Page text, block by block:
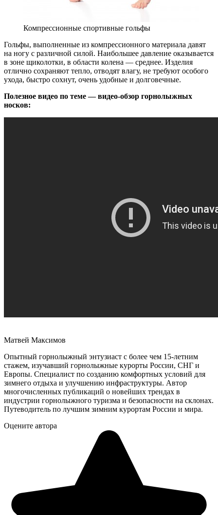
Компрессионные спортивные гольфы
Гольфы, выполненные из компрессионного материала давят
на ногу с различной силой. Наибольшее давление оказывается
в зоне щиколотки, в области колена — среднее. Изделия
отлично сохраняют тепло, отводят влагу, не требуют особого
ухода, быстро сохнут, очень удобные и долговечные.
Полезное видео по теме — видео-обзор горнолыжных
носков:
Матвей Максимов
Опытный горнолыжный энтузиаст с более чем 15-летним
стажем, изучавший горнолыжные курорты России, СНГ и
Европы. Специалист по созданию комфортных условий для
зимнего отдыха и улучшению инфраструктуры. Автор
многочисленных публикаций о новейших трендах в
индустрии горнолыжного туризма и безопасности на склонах.
Путеводитель по лучшим зимним курортам России и мира.
Оцените автора